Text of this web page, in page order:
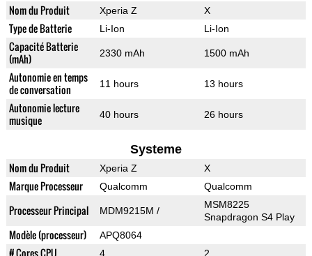
Nom du Produit Xperia Z X
Type de Batterie Li-Ion Li-Ion
Capacité Batterie
(mAh)
2330 mAh 1500 mAh
Autonomie en temps
de conversation
11 hours 13 hours
Autonomie lecture
musique
40 hours 26 hours
Systeme
Nom du Produit Xperia Z X
Marque Processeur Qualcomm Qualcomm
Processeur Principal MDM9215M /
MSM8225
Snapdragon S4 Play
Modèle (processeur) APQ8064
# Cores CPU 4 2